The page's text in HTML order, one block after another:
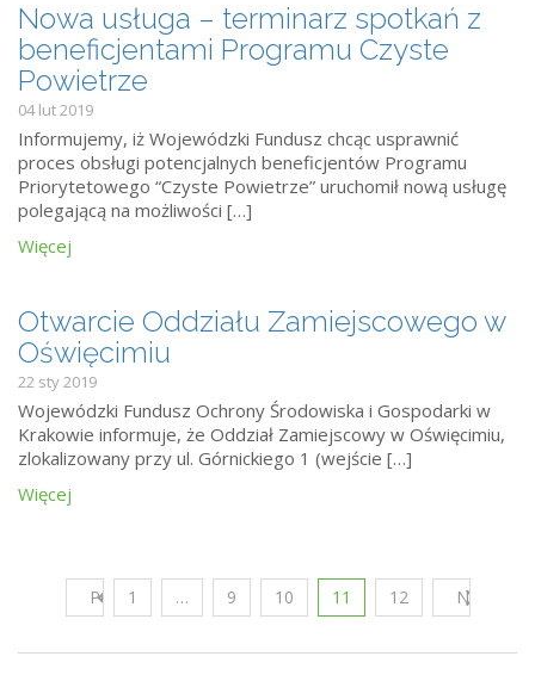
Nowa usługa – terminarz spotkań z
beneficjentami Programu Czyste
Powietrze
04 lut 2019
Informujemy, iż Wojewódzki Fundusz chcąc usprawnić
proces obsługi potencjalnych beneficjentów Programu
Priorytetowego “Czyste Powietrze” uruchomił nową usługę
polegającą na możliwości […]
Więcej
Otwarcie Oddziału Zamiejscowego w
Oświęcimiu
22 sty 2019
Wojewódzki Fundusz Ochrony Środowiska i Gospodarki w
Krakowie informuje, że Oddział Zamiejscowy w Oświęcimiu,
zlokalizowany przy ul. Górnickiego 1 (wejście […]
Więcej
Poprzedni
1 … 9 10 11 12 Następny